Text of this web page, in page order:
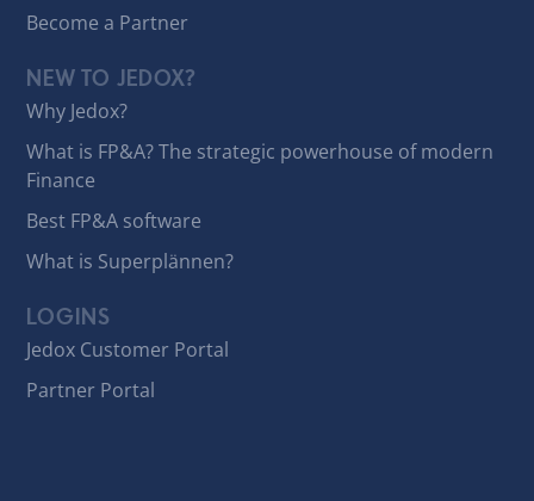
Become a Partner
NEW TO JEDOX?
Why Jedox?
What is FP&A? The strategic powerhouse of modern
Finance
Best FP&A software
What is Superplännen?
LOGINS
Jedox Customer Portal
Partner Portal